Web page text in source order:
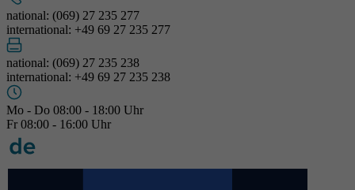
national: (069) 27 235 277
international: +49 69 27 235 277
national: (069) 27 235 238
international: +49 69 27 235 238
Mo - Do 08:00 - 18:00 Uhr
Fr 08:00 - 16:00 Uhr